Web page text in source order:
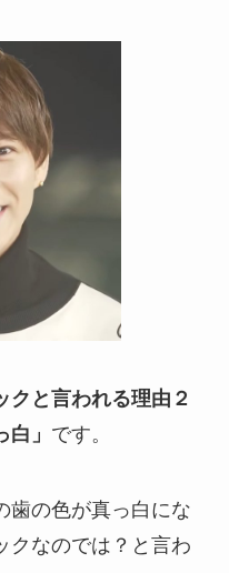
クと言われる理由２
」 です。
歯の色が真っ白にな
クなのでは？と言わ